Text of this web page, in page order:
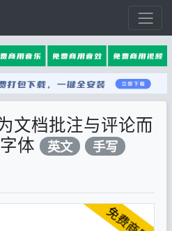
文档批注与评论而
体
英文
手写